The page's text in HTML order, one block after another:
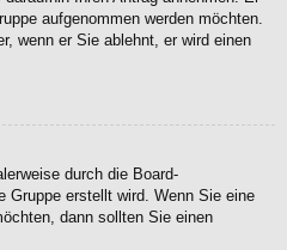
aufgenommen werden möchten.
wenn er Sie ablehnt, er wird einen
durch die Board-
Gruppe erstellt wird. Wenn Sie eine
dann sollten Sie einen